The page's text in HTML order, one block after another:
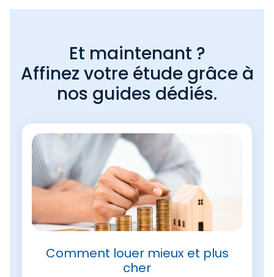
Et maintenant ?
Affinez votre étude grâce à
nos guides dédiés.
Comment louer mieux et plus
cher